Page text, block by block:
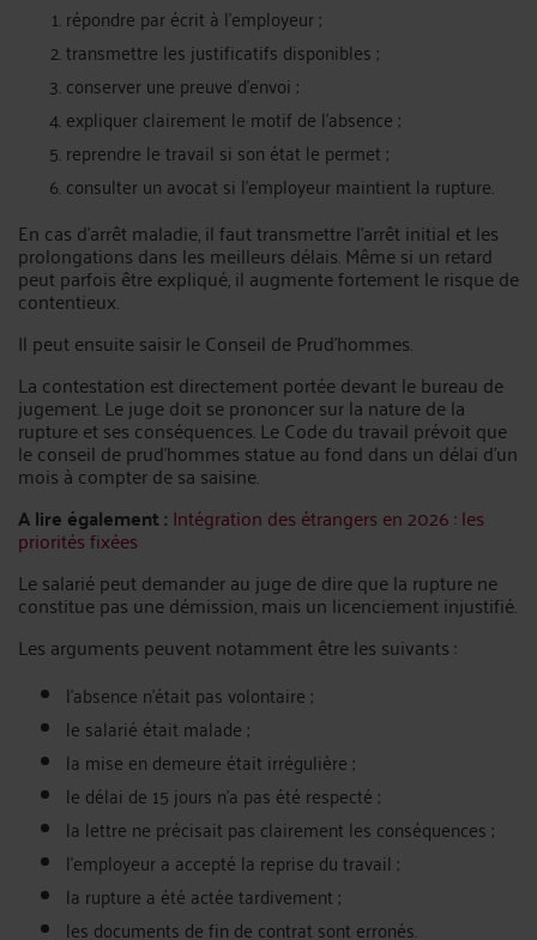
répondre par écrit à l’employeur ;
transmettre les justificatifs disponibles ;
conserver une preuve d’envoi ;
expliquer clairement le motif de l’absence ;
reprendre le travail si son état le permet ;
consulter un avocat si l’employeur maintient la rupture.
En cas d’arrêt maladie, il faut transmettre l’arrêt initial et les
prolongations dans les meilleurs délais. Même si un retard
peut parfois être expliqué, il augmente fortement le risque de
contentieux.
Il peut ensuite saisir le Conseil de Prud'hommes.
La contestation est directement portée devant le bureau de
jugement. Le juge doit se prononcer sur la nature de la
rupture et ses conséquences. Le Code du travail prévoit que
le conseil de prud’hommes statue au fond dans un délai d’un
mois à compter de sa saisine.
A lire également : Intégration des étrangers en 2026 : les
priorités fixées
Le salarié peut demander au juge de dire que la rupture ne
constitue pas une démission, mais un licenciement injustifié.
Les arguments peuvent notamment être les suivants :
l’absence n’était pas volontaire ;
le salarié était malade ;
la mise en demeure était irrégulière ;
le délai de 15 jours n’a pas été respecté ;
la lettre ne précisait pas clairement les conséquences ;
l’employeur a accepté la reprise du travail ;
la rupture a été actée tardivement ;
les documents de fin de contrat sont erronés.